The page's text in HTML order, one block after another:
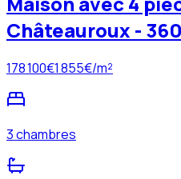
Châteauroux -
178 100€1 855€/m²
3 chambres